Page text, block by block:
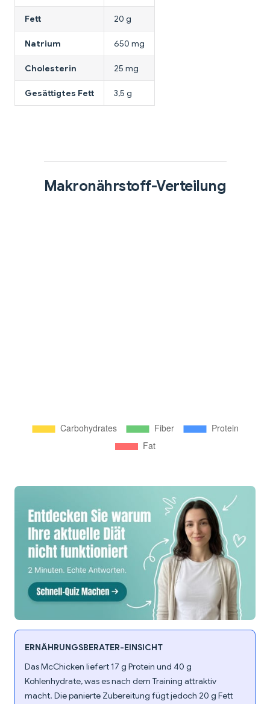
Fett 20 g
Natrium 650 mg
Cholesterin 25 mg
Gesättigtes Fett 3,5 g
Makronährstoff-Verteilung
ERNÄHRUNGSBERATER-EINSICHT
Das McChicken liefert 17 g Protein und 40 g
Kohlenhydrate, was es nach dem Training attraktiv
macht. Die panierte Zubereitung fügt jedoch 20 g Fett